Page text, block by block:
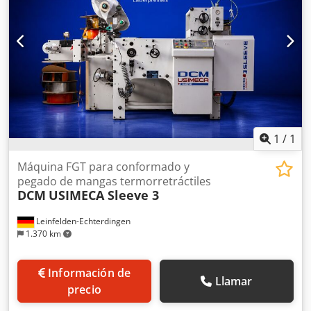
para el cuerpo, el frente y la parte posterior Sentido de
giro: de izquierda a derecha Construcción básica: sistema
rotatorio Djdszg I Itopfx Ap Ijck Equipamiento: 2 unidades
de encolado, carcasa de protección con puertas, bombas
de encolado.
1 / 1
Leinfelden-Echterdingen
1.370 km
Máquina FGT para conformado y
pegado de mangas termorretráctiles
DCM USIMECA Sleeve 3
Información de
precio
Llamar